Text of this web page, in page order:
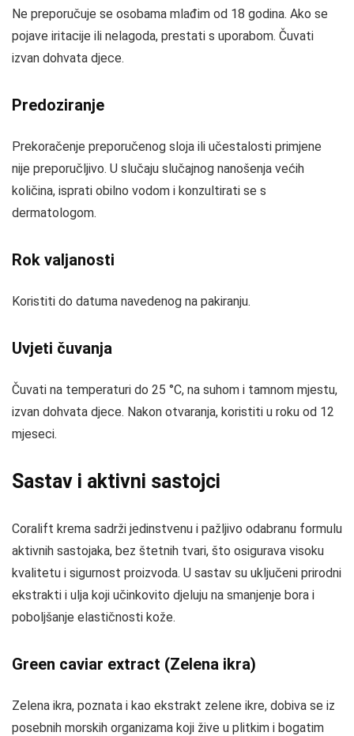
Ne preporučuje se osobama mlađim od 18 godina. Ako se
pojave iritacije ili nelagoda, prestati s uporabom. Čuvati
izvan dohvata djece.
Predoziranje
Prekoračenje preporučenog sloja ili učestalosti primjene
nije preporučljivo. U slučaju slučajnog nanošenja većih
količina, isprati obilno vodom i konzultirati se s
dermatologom.
Rok valjanosti
Koristiti do datuma navedenog na pakiranju.
Uvjeti čuvanja
Čuvati na temperaturi do 25 °C, na suhom i tamnom mjestu,
izvan dohvata djece. Nakon otvaranja, koristiti u roku od 12
mjeseci.
Sastav i aktivni sastojci
Coralift krema sadrži jedinstvenu i pažljivo odabranu formulu
aktivnih sastojaka, bez štetnih tvari, što osigurava visoku
kvalitetu i sigurnost proizvoda. U sastav su uključeni prirodni
ekstrakti i ulja koji učinkovito djeluju na smanjenje bora i
poboljšanje elastičnosti kože.
Green caviar extract (Zelena ikra)
Zelena ikra, poznata i kao ekstrakt zelene ikre, dobiva se iz
posebnih morskih organizama koji žive u plitkim i bogatim